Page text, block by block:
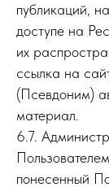
публикаций,
доступе на
их
ссылка на
(Псевдоним)
материал.
6.7.
понесенный